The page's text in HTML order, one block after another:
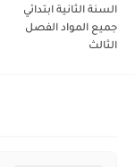
السنة الثانية ابتدائي
جميع المواد الفصل
الثالث